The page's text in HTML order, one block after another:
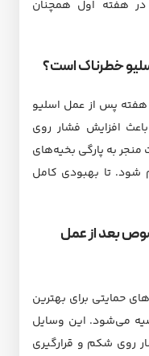
در هفته اول همچنان
خطرناک است؟
خوابیدن روی شکم را تا حداقل ۴ هفته پس از عمل اسلیو
افزایش فشار روی
به پارگی بخیه‌های
شود. تا بهبودی کامل
بعد از عمل
حمایتی برای بهترین
می‌شود. این وسایل
روی شکم و قرارگیری